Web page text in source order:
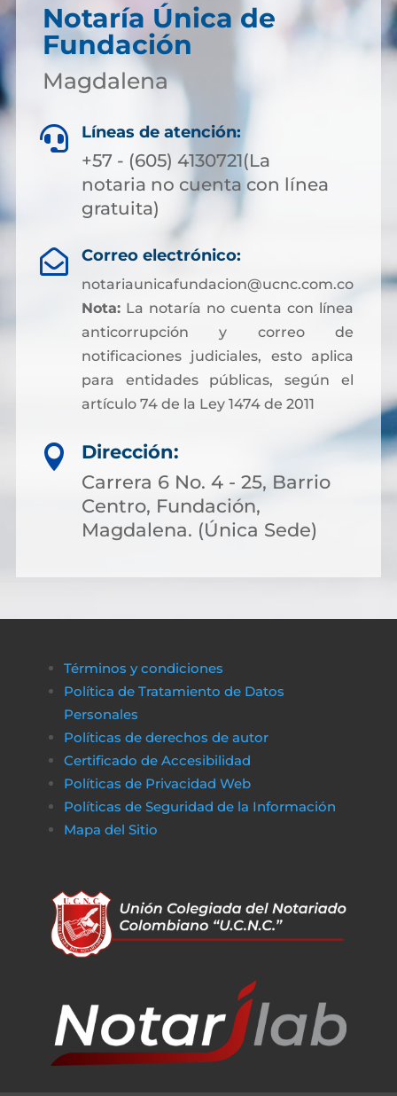
Notaría Única de
Fundación
Magdalena
 Líneas de atención:
+57 - (605) 4130721(La
notaria no cuenta con línea
gratuita)
 Correo electrónico:
notariaunicafundacion@ucnc.com.co
Nota:La notaría no cuenta con línea
anticorrupción y correo de
notificaciones judiciales, esto aplica
para entidades públicas, según el
artículo 74 de la Ley 1474 de 2011

Dirección:
Carrera 6 No. 4 - 25, Barrio
Centro, Fundación,
Magdalena. (Única Sede)
Términos y condiciones
Política de Tratamiento de Datos
Personales
Políticas de derechos de autor
Certificado de Accesibilidad
Políticas de Privacidad Web
Políticas de Seguridad de la Información
Mapa del Sitio